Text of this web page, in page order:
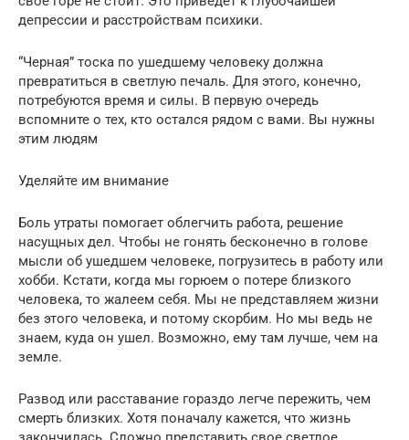
депрессии и расстройствам психики.
“Черная” тоска по ушедшему человеку должна
превратиться в светлую печаль. Для этого, конечно,
потребуются время и силы. В первую очередь
вспомните о тех, кто остался рядом с вами. Вы нужны
этим людям
Уделяйте им внимание
Боль утраты помогает облегчить работа, решение
насущных дел. Чтобы не гонять бесконечно в голове
мысли об ушедшем человеке, погрузитесь в работу или
хобби. Кстати, когда мы горюем о потере близкого
человека, то жалеем себя. Мы не представляем жизни
без этого человека, и потому скорбим. Но мы ведь не
знаем, куда он ушел. Возможно, ему там лучше, чем на
земле.
Развод или расставание гораздо легче пережить, чем
смерть близких. Хотя поначалу кажется, что жизнь